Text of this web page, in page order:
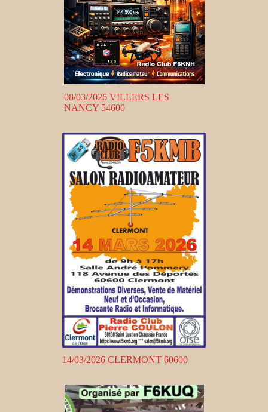
08/03/2026 VILLERS LES
NANCY 54600
14/03/2026 CLERMONT 60600